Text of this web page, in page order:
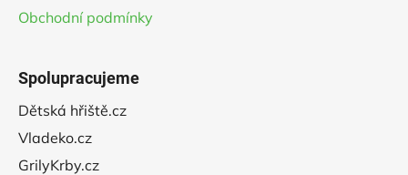
Obchodní podmínky
Spolupracujeme
Dětská hřiště.cz
Vladeko.cz
GrilyKrby.cz